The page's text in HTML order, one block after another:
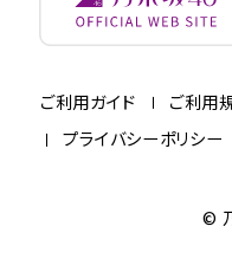
ご利用ガイド ご利用
プライバシーポリシー
©